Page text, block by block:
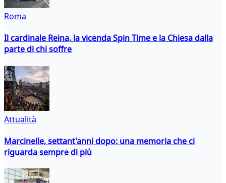
Roma
Il cardinale Reina, la vicenda Spin Time e la Chiesa dalla
parte di chi soffre
Attualità
Marcinelle, settant'anni dopo: una memoria che ci
riguarda sempre di più